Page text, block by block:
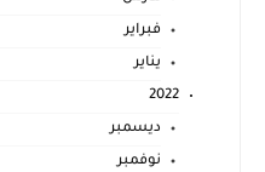
فبراير
يناير
2022
ديسمبر
نوفمبر